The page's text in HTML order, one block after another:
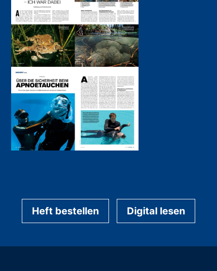
Heft bestellen Digital lesen